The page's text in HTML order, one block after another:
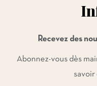
Recevez des
Abonnez-vous dès
savoir